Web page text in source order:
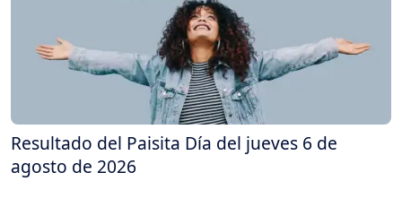
Resultado del Paisita Día del jueves 6 de
agosto de 2026